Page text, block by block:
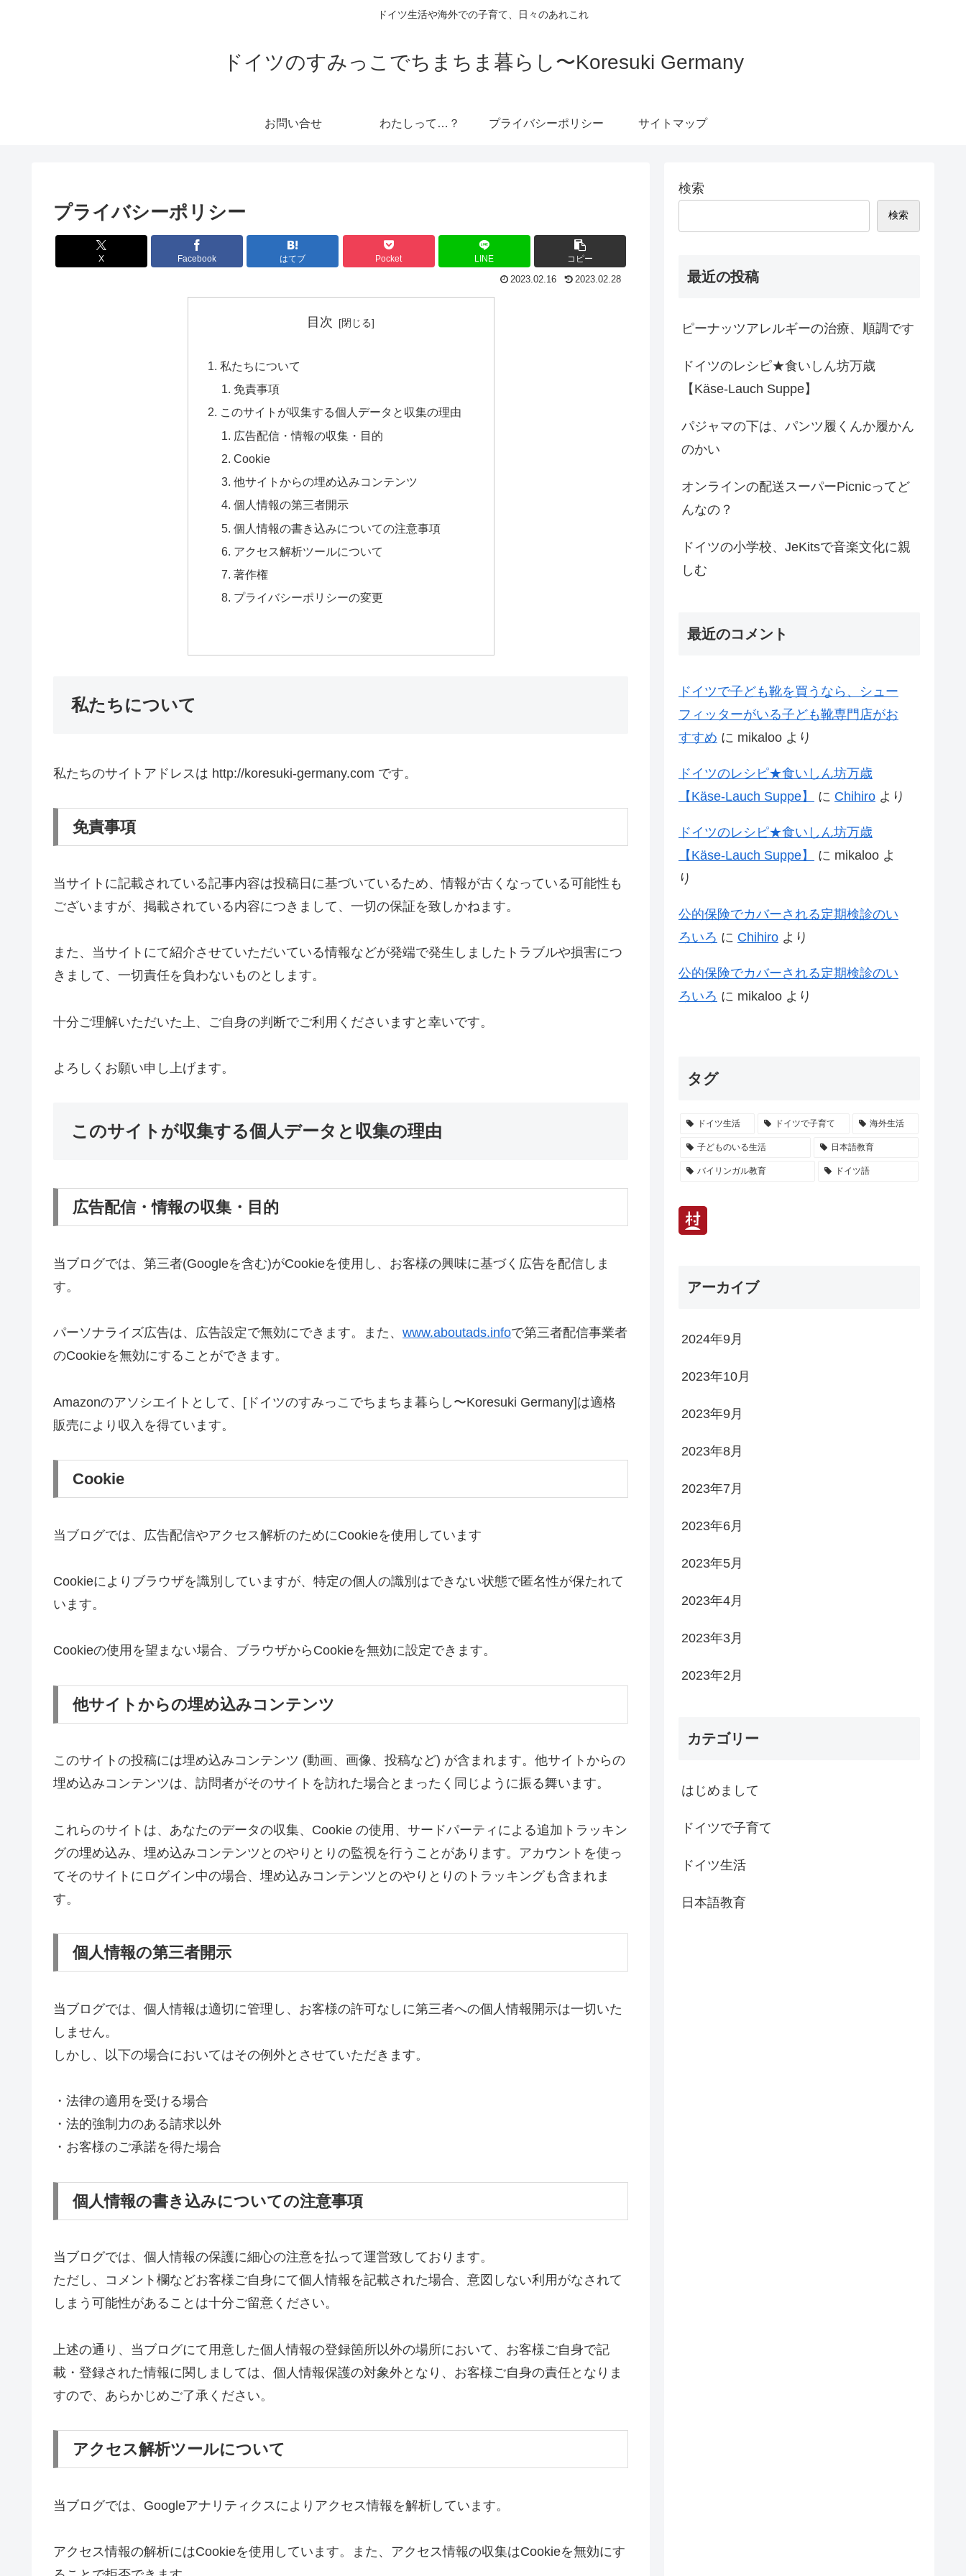
ドイツ生活や海外での子育て、日々のあれこれ
ドイツのすみっこでちまちま暮らし〜Koresuki Germany
お問い合せ わたしって…？ プライバシーポリシー サイトマップ
プライバシーポリシー
X Facebook はてブ Pocket LINE コピー
2023.02.16 2023.02.28
目次
私たちについて
免責事項
このサイトが収集する個人データと収集の理由
広告配信・情報の収集・目的
Cookie
他サイトからの埋め込みコンテンツ
個人情報の第三者開示
個人情報の書き込みについての注意事項
アクセス解析ツールについて
著作権
プライバシーポリシーの変更
私たちについて
私たちのサイトアドレスは http://koresuki-germany.com です。
免責事項
当サイトに記載されている記事内容は投稿日に基づいているため、情報が古くなっている可能性も
ございますが、掲載されている内容につきまして、一切の保証を致しかねます。
また、当サイトにて紹介させていただいている情報などが発端で発生しましたトラブルや損害につ
きまして、一切責任を負わないものとします。
十分ご理解いただいた上、ご自身の判断でご利用くださいますと幸いです。
よろしくお願い申し上げます。
このサイトが収集する個人データと収集の理由
広告配信・情報の収集・目的
当ブログでは、第三者(Googleを含む)がCookieを使用し、お客様の興味に基づく広告を配信しま
す。
パーソナライズ広告は、広告設定で無効にできます。また、 www.aboutads.infoで第三者配信事業者
のCookieを無効にすることができます。
Amazonのアソシエイトとして、[ドイツのすみっこでちまちま暮らし〜Koresuki Germany]は適格
販売により収入を得ています。
Cookie
当ブログでは、広告配信やアクセス解析のためにCookieを使用しています
Cookieによりブラウザを識別していますが、特定の個人の識別はできない状態で匿名性が保たれて
います。
Cookieの使用を望まない場合、ブラウザからCookieを無効に設定できます。
他サイトからの埋め込みコンテンツ
このサイトの投稿には埋め込みコンテンツ (動画、画像、投稿など) が含まれます。他サイトからの
埋め込みコンテンツは、訪問者がそのサイトを訪れた場合とまったく同じように振る舞います。
これらのサイトは、あなたのデータの収集、Cookie の使用、サードパーティによる追加トラッキン
グの埋め込み、埋め込みコンテンツとのやりとりの監視を行うことがあります。アカウントを使っ
てそのサイトにログイン中の場合、埋め込みコンテンツとのやりとりのトラッキングも含まれま
す。
個人情報の第三者開示
当ブログでは、個人情報は適切に管理し、お客様の許可なしに第三者への個人情報開示は一切いた
しません。
しかし、以下の場合においてはその例外とさせていただきます。
・法律の適用を受ける場合
・法的強制力のある請求以外
・お客様のご承諾を得た場合
個人情報の書き込みについての注意事項
当ブログでは、個人情報の保護に細心の注意を払って運営致しております。
ただし、コメント欄などお客様ご自身にて個人情報を記載された場合、意図しない利用がなされて
しまう可能性があることは十分ご留意ください。
上述の通り、当ブログにて用意した個人情報の登録箇所以外の場所において、お客様ご自身で記
載・登録された情報に関しましては、個人情報保護の対象外となり、お客様ご自身の責任となりま
すので、あらかじめご了承ください。
アクセス解析ツールについて
当ブログでは、Googleアナリティクスによりアクセス情報を解析しています。
アクセス情報の解析にはCookieを使用しています。また、アクセス情報の収集はCookieを無効にす
検索
検索
最近の投稿
ピーナッツアレルギーの治療、順調です
ドイツのレシピ★食いしん坊万歳
【Käse-Lauch Suppe】
パジャマの下は、パンツ履くんか履かん
のかい
オンラインの配送スーパーPicnicってど
んなの？
ドイツの小学校、JeKitsで音楽文化に親
しむ
最近のコメント
ドイツで子ども靴を買うなら、シュー
フィッターがいる子ども靴専門店がお
すすめ に mikaloo より
ドイツのレシピ★食いしん坊万歳
【Käse-Lauch Suppe】
に Chihiro より
ドイツのレシピ★食いしん坊万歳
【Käse-Lauch Suppe】
に mikaloo よ
り
公的保険でカバーされる定期検診のい
ろいろ に Chihiro より
公的保険でカバーされる定期検診のい
ろいろ に mikaloo より
タグ
ドイツ生活 ドイツで子育て 海外生活
子どものいる生活 日本語教育
バイリンガル教育 ドイツ語
アーカイブ
2024年9月
2023年10月
2023年9月
2023年8月
2023年7月
2023年6月
2023年5月
2023年4月
2023年3月
2023年2月
カテゴリー
はじめまして
ドイツで子育て
ドイツ生活
日本語教育